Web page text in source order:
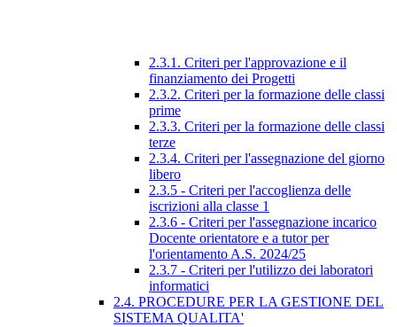
2.3.1. Criteri per l'approvazione e il
finanziamento dei Progetti
2.3.2. Criteri per la formazione delle classi
prime
2.3.3. Criteri per la formazione delle classi
terze
2.3.4. Criteri per l'assegnazione del giorno
libero
2.3.5 - Criteri per l'accoglienza delle
iscrizioni alla classe 1
2.3.6 - Criteri per l'assegnazione incarico
Docente orientatore e a tutor per
l'orientamento A.S. 2024/25
2.3.7 - Criteri per l'utilizzo dei laboratori
informatici
2.4. PROCEDURE PER LA GESTIONE DEL
SISTEMA QUALITA'